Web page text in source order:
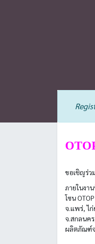
ขอเชิญร่ว
ภายในงา
โซน
จ.แพร่, ไ
จ.สกลนค
ผลิตภัณฑ์